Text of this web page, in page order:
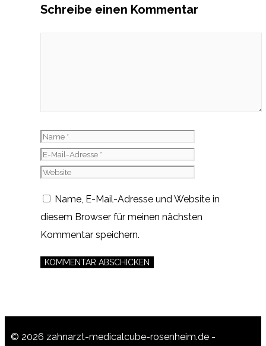
Schreibe einen Kommentar
Name
Name, E-Mail-Adresse und Website in
diesem Browser für meinen nächsten
Kommentar speichern.
© 2026 zahnarzt-medicalcube-rosenheim.de -